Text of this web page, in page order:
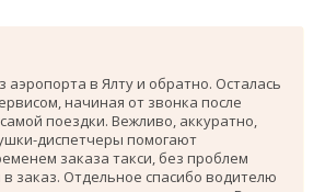
аэропорта в Ялту и обратно. Осталась
начиная от звонка после
поездки. Вежливо, аккуратно,
диспетчеры помогают
заказа такси, без проблем
заказ. Отдельное спасибо водителю